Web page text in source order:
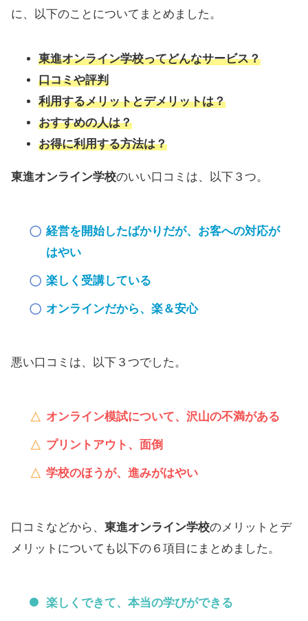
に、以下のことについてまとめました。
東進オンライン学校ってどんなサービス？
口コミや評判
利用するメリットとデメリットは？
おすすめの人は？
お得に利用する方法は？
東進オンライン学校のいい口コミは、以下３つ。
経営を開始したばかりだが、お客への対応が
はやい
楽しく受講している
オンラインだから、楽＆安心
悪い口コミは、以下３つでした。
オンライン模試について、沢山の不満がある
プリントアウト、面倒
学校のほうが、進みがはやい
口コミなどから、 東進オンライン学校のメリットとデ
メリットについても以下の６項目にまとめました。
楽しくできて、本当の学びができる